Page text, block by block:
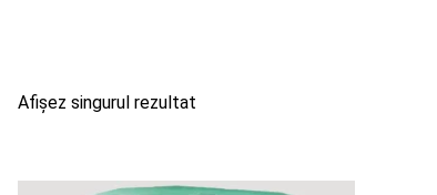
Afișez singurul rezultat